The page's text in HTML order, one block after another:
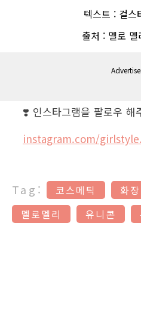
텍스트 : 걸스
출처 : 멜로 멜
❣️ 인스타그램을 팔로우 해
instagram.com/
Tag: 코스메틱 화
멜로멜리
유니콘